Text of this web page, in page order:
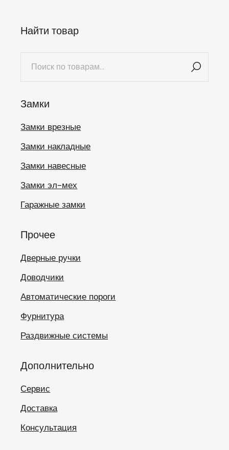
Найти товар
Замки
Замки врезные
Замки накладные
Замки навесные
Замки эл-мех
Гаражные замки
Прочее
Дверные ручки
Доводчики
Автоматические пороги
Фурнитура
Раздвижные системы
Дополнительно
Сервис
Доставка
Консультация